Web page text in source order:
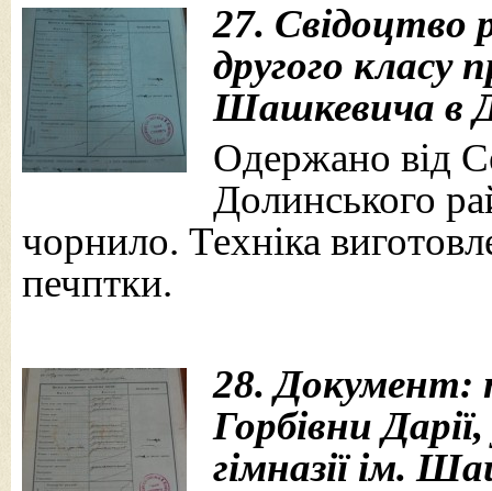
27. Свідоцтво
другого класу
Шашкевича в
Одержано від
Долинського
чорнило. Техніка
печптки.
28. Документ:
Горбівни
гімназії ім.